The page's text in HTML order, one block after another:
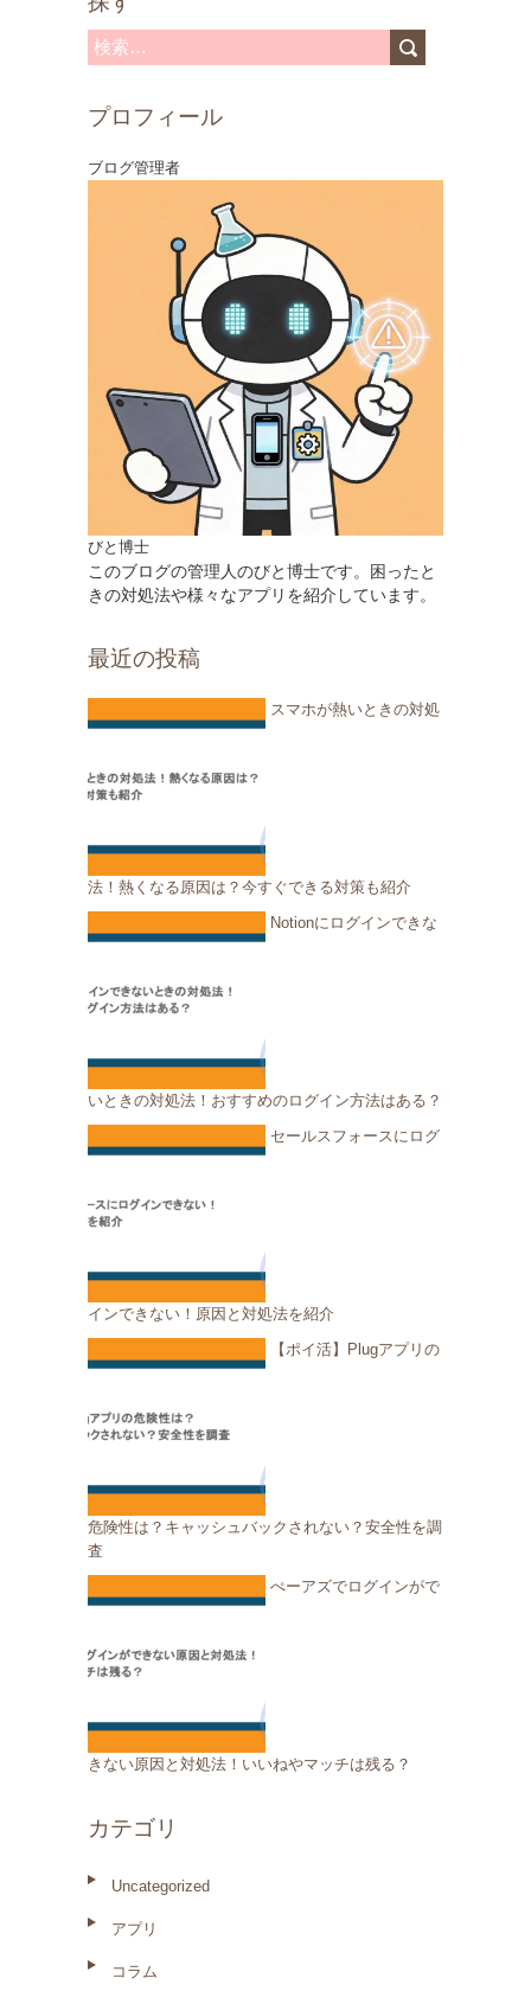
検
:プロフィール
ブログ管理者
びと博士
このブログの管理人のびと博士です。困ったと
きの対処法や様々なアプリを紹介しています。
最近の投稿
スマホが熱いときの対処
法！熱くなる原因は？今すぐできる対策も紹介
Notionにログインできな
いときの対処法！おすすめのログイン方法はある？
セールスフォースにログ
インできない！原因と対処法を紹介
【ポイ活】Plugアプリの
危険性は？キャッシュバックされない？安全性を調
査
ぺーアズでログインがで
きない原因と対処法！いいねやマッチは残る？
カテゴリ
Uncategorized
アプリ
コラム